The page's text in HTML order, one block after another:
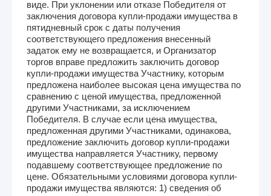
виде. При уклонении или отказе Победителя от
заключения договора купли-продажи имущества в
пятидневный срок с даты получения
соответствующего предложения внесенный
задаток ему не возвращается, и Организатор
торгов вправе предложить заключить договор
купли-продажи имущества Участнику, которым
предложена наиболее высокая цена имущества по
сравнению с ценой имущества, предложенной
другими Участниками, за исключением
Победителя. В случае если цена имущества,
предложенная другими Участниками, одинакова,
предложение заключить договор купли-продажи
имущества направляется Участнику, первому
подавшему соответствующее предложение по
цене. Обязательными условиями договора купли-
продажи имущества являются: 1) сведения об